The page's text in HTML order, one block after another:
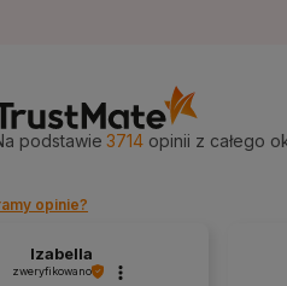
podstawie 3714 opinii z całego
opinie?
Izabella
zweryfikowano